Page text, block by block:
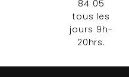
84 05
tous les
jours 9h-
20hrs.